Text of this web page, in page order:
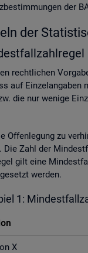
der
der
recht­li­chen
auf Ein­zel­an­ga­ben
die nur we­ni­ge
Of­fen­le­gung zu
Die Zahl der
gilt eine
wer­den.
1:
X